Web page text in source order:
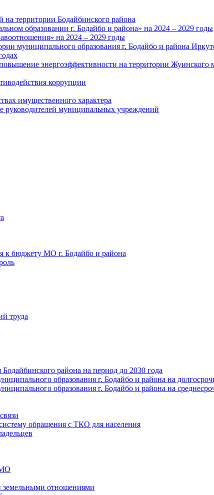
территории Бодайбинского района
образовании г. Бодайбо и района» на 2024 – 2029 годы
на 2024 – 2029 годы
муниципального образования г. Бодайбо и района
энергоэффективности на территории Жуинского
коррупции
имущественного характера
руководителей муниципальных учреждений
к бюджету МО г. Бодайбо и района
труда
района на период до 2030 года
образования г. Бодайбо и района на
образования г. Бодайбо и района на
обращения с ТКО для населения
МО
отношениями